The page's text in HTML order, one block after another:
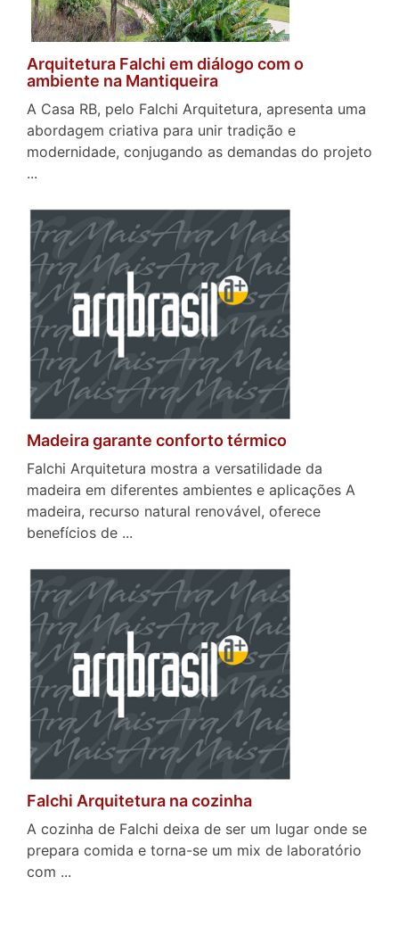
Arquitetura Falchi em diálogo com o
ambiente na Mantiqueira
A Casa RB, pelo Falchi Arquitetura, apresenta uma
abordagem criativa para unir tradição e
modernidade, conjugando as demandas do projeto
...
Madeira garante conforto térmico
Falchi Arquitetura mostra a versatilidade da
madeira em diferentes ambientes e aplicações A
madeira, recurso natural renovável, oferece
benefícios de ...
Falchi Arquitetura na cozinha
A cozinha de Falchi deixa de ser um lugar onde se
prepara comida e torna-se um mix de laboratório
com ...